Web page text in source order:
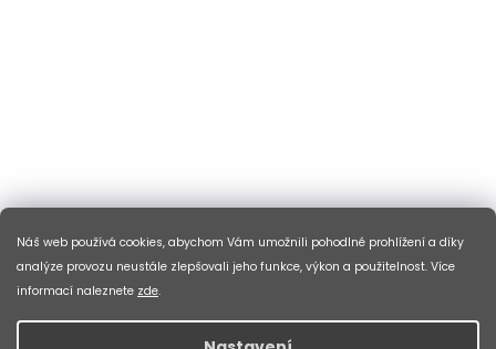
Náš web používá cookies, abychom Vám umožnili pohodlné prohlížení a díky
analýze provozu neustále zlepšovali jeho funkce, výkon a použitelnost. Více
informací naleznete zde.